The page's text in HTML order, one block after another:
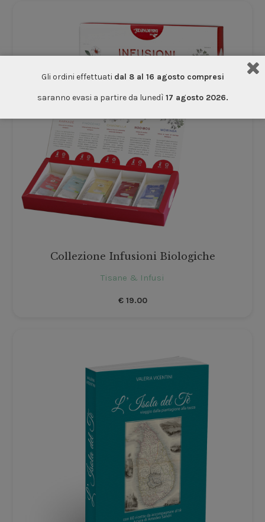
Collezione Infusioni Biologiche
Tisane & Infusi
€19.00
Gli ordini effettuati dal 8 al 16 agosto compresi
saranno evasi a partire da lunedì 17 agosto 2026.